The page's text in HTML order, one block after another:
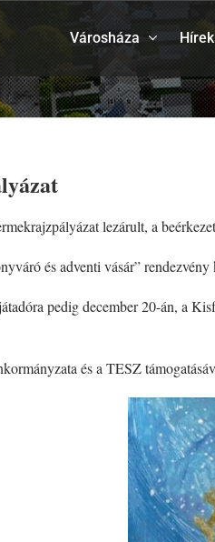
Városháza Hírek
lezárult, a
és adventi vásár”
pedig december 20-án, a
és a TESZ